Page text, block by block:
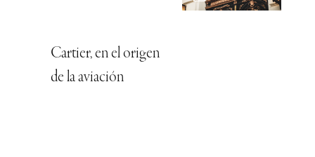
Cartier, en el origen
de la aviación